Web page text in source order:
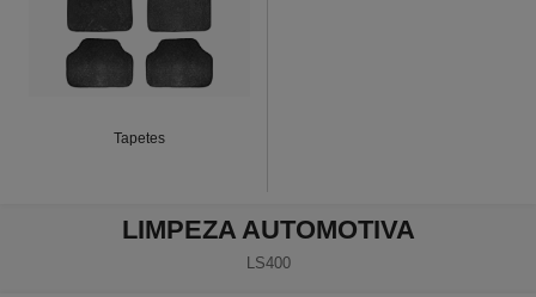
Tapetes
LIMPEZA AUTOMOTIVA
LS400